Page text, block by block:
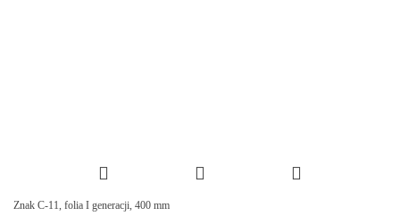
Znak C-11, folia I generacji, 400 mm